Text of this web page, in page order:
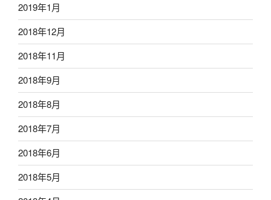
2019年1月
2018年12月
2018年11月
2018年9月
2018年8月
2018年7月
2018年6月
2018年5月